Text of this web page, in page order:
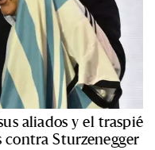
aliados y el traspié
contra Sturzenegger